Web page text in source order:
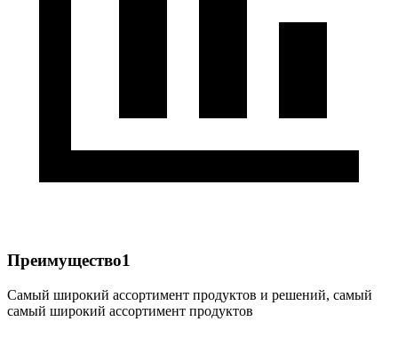
Преимущество1
Самый широкий ассортимент продуктов и решений, самый
самый широкий ассортимент продуктов